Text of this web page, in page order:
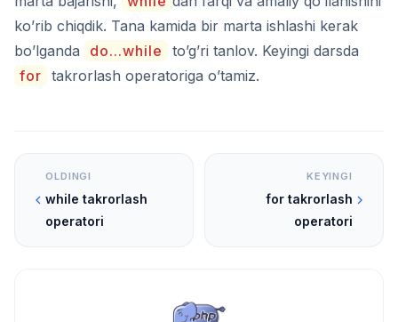
ko’rib chiqdik. Tana kamida bir marta ishlashi kerak
bo’lganda
do...while
to’g’ri tanlov. Keyingi darsda
for takrorlash operatoriga o’tamiz.
OLDINGI
while takrorlash
operatori
KEYINGI
for takrorlash
operatori